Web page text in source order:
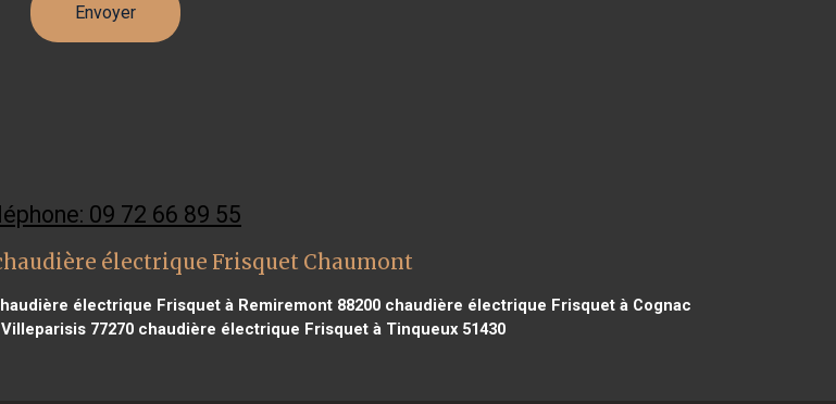
09 72 66 89 55
électrique Frisquet Chaumont
électrique Frisquet à Remiremont 88200 chaudière électrique Frisquet à Cognac
77270 chaudière électrique Frisquet à Tinqueux 51430